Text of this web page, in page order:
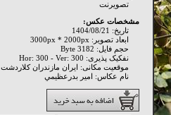
تصويرنت
مشخصات عکس:
تاریخ: 1404/08/21
ابعاد تصویر: 3000px * 2000px
حجم فایل: 3182 Byte
نفکیک پذیری: Hor: 300 - Ver: 300
موقعیت مکانی: ايران مازندران کلاردشت
نام عکاس: امير بدرعظيمي